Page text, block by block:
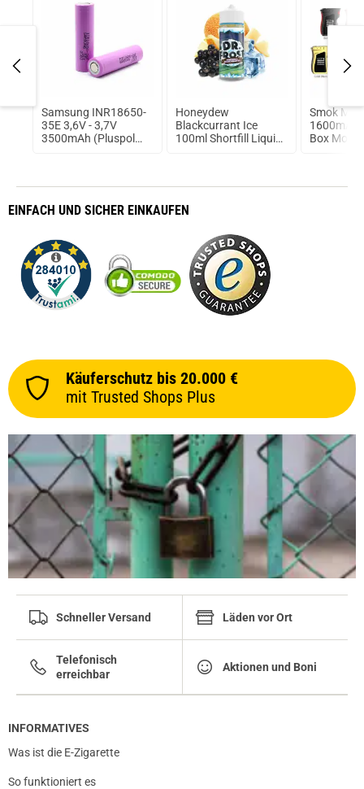
prev
Samsung INR18650-
35E 3,6V - 3,7V
3500mAh (Pluspol
Honeydew
Blackcurrant Ice
100ml Shortfill Liquid
Smok
1600mAh
Box Mod
EINFACH UND SICHER EINKAUFEN
Käuferschutz bis 20.000 €
mit Trusted Shops Plus
Schneller Versand Läden vor Ort
Telefonisch
erreichbar
Aktionen und Boni
INFORMATIVES
Was ist die E-Zigarette
So funktioniert es